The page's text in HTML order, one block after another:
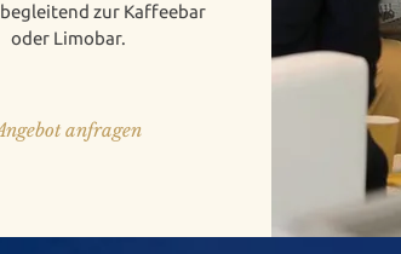
zur Kaffeebar
oder Limobar.
anfragen